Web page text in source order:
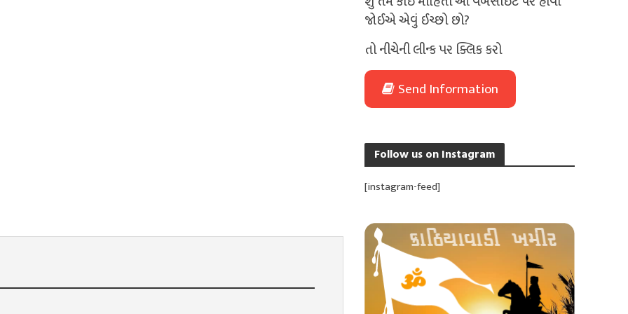
જોઈએ એવું ઈચ્છો છો?
તો નીચેની લીન્ક પર ક્લિક કરો
Send Information
Follow us on Instagram
[instagram-feed]